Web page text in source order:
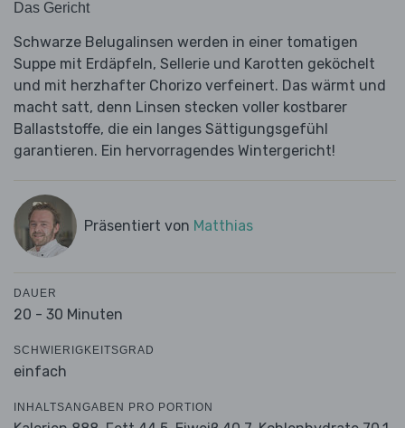
Das Gericht
Schwarze Belugalinsen werden in einer tomatigen
Suppe mit Erdäpfeln, Sellerie und Karotten geköchelt
und mit herzhafter Chorizo verfeinert. Das wärmt und
macht satt, denn Linsen stecken voller kostbarer
Ballaststoffe, die ein langes Sättigungsgefühl
garantieren. Ein hervorragendes Wintergericht!
Präsentiert von Matthias
DAUER
20 - 30 Minuten
SCHWIERIGKEITSGRAD
einfach
INHALTSANGABEN PRO PORTION